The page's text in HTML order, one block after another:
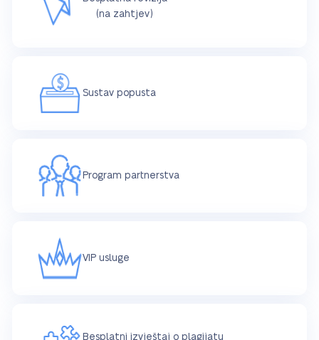
(na zahtjev)
Sustav popusta
Program partnerstva
VIP usluge
Besplatni izvještaj o plagijatu